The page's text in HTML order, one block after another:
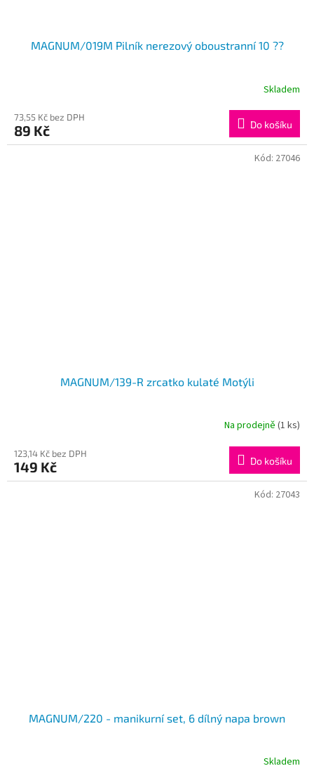
MAGNUM/019M Pilník nerezový oboustranní 10 ??
Skladem
73,55 Kč bez DPH
89 Kč Do košíku
MAGNUM/139-R zrcatko kulaté Motýli
Na prodejně (1 ks)
123,14 Kč bez DPH
149 Kč Do košíku
Kód: 27046
MAGNUM/220 - manikurní set, 6 dílný napa brown
Skladem
Kód: 27043